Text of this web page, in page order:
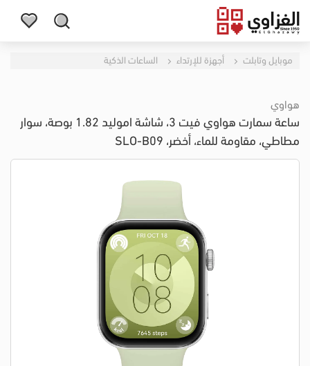
موبايل وتابلت أجهزة للإرتداء الساعات الذكية
هواوي
ساعة سمارت هواوي فيت 3، شاشة اموليد 1.82 بوصة، سوار
مطاطي، مقاومة للماء، أخضر، SLO-B09